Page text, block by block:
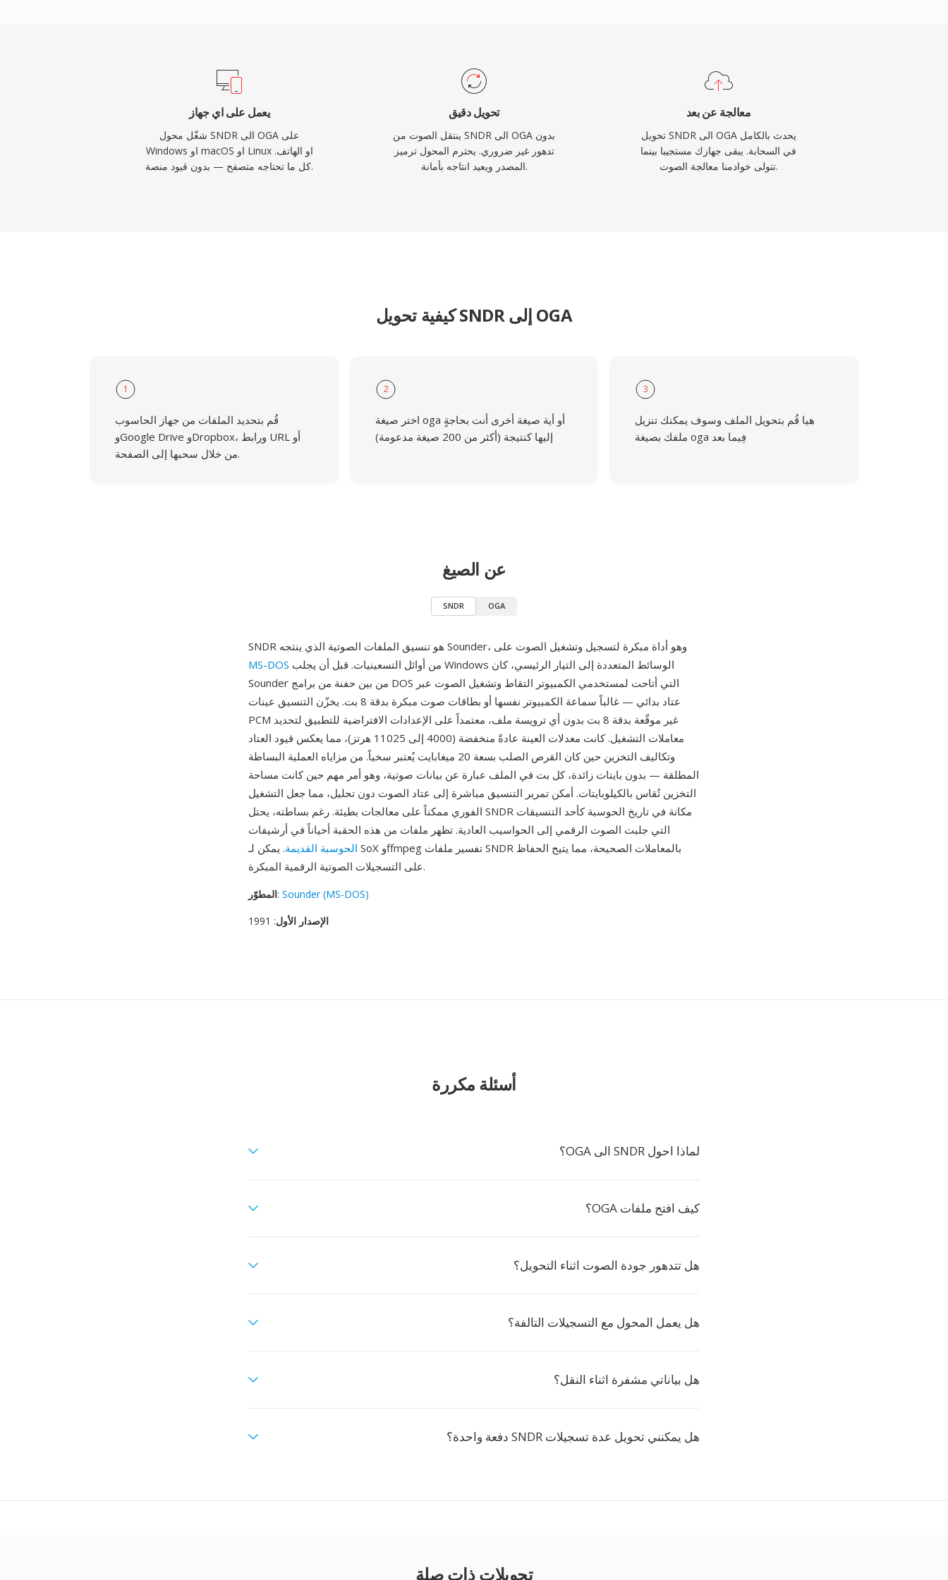
يعمل على اي جهاز
شغّل محول SNDR الى OGA على
Windows او macOS او Linux او الهاتف.
كل ما تحتاجه متصفح — بدون قيود منصة.
تحويل دقيق
ينتقل الصوت من SNDR الى OGA بدون
تدهور غير ضروري. يحترم المحول ترميز
المصدر ويعيد انتاجه بأمانة.
معالجة عن بعد
تحويل SNDR الى OGA يحدث بالكامل
في السحابة. يبقى جهازك مستجيبا بينما
تتولى خوادمنا معالجة الصوت.
كيفية تحويل SNDR إلى OGA
1
قُم بتحديد الملفات من جهاز الحاسوب
وGoogle Drive وDropbox، ورابط URL أو
من خلال سحبها إلى الصفحة.
2
اختر صيغة oga أو أية صيغة أخرى أنت بحاجةٍ
إليها كنتيجة (أكثر من 200 صيغة مدعومة)
3
هيا قُم بتحويل الملف وسوف يمكنك تنزيل
ملفك بصيغة oga فِيما بعد
عن الصيغ
SNDR OGA
SNDR هو تنسيق الملفات الصوتية الذي ينتجه Sounder، وهو أداة مبكرة لتسجيل وتشغيل الصوت على
MS-DOS
Sounder من بين حفنة من برامج DOS التي أتاحت لمستخدمي الكمبيوتر التقاط وتشغيل الصوت عبر
عتاد بدائي — غالباً سماعة الكمبيوتر نفسها أو بطاقات صوت مبكرة بدقة 8 بت. يخزّن التنسيق عينات
PCM غير موقّعة بدقة 8 بت بدون أي ترويسة ملف، معتمداً على الإعدادات الافتراضية للتطبيق لتحديد
معاملات التشغيل. كانت معدلات العينة عادةً منخفضة (4000 إلى 11025 هرتز)، مما يعكس قيود العتاد
وتكاليف التخزين حين كان القرص الصلب بسعة 20 ميغابايت يُعتبر سخياً. من مزاياه العملية البساطة
المطلقة — بدون بايتات زائدة، كل بت في الملف عبارة عن بيانات صوتية، وهو أمر مهم حين كانت مساحة
التخزين تُقاس بالكيلوبايتات. أمكن تمرير التنسيق مباشرة إلى عتاد الصوت دون تحليل، مما جعل التشغيل
الفوري ممكناً على معالجات بطيئة. رغم بساطته، يحتل SNDR مكانة في تاريخ الحوسبة كأحد التنسيقات
التي جلبت الصوت الرقمي إلى الحواسيب العادية. تظهر ملفات من هذه الحقبة أحياناً في أرشيفات
الحوسبة القديمة. يمكن لـ SoX وffmpeg تفسير ملفات SNDR بالمعاملات الصحيحة، مما يتيح الحفاظ
على التسجيلات الصوتية الرقمية المبكرة.
المطوّر: Sounder (MS-DOS)
الإصدار الأول: 1991
أسئلة مكررة
لماذا احول SNDR الى OGA؟
كيف افتح ملفات OGA؟
هل تتدهور جودة الصوت اثناء التحويل؟
هل يعمل المحول مع التسجيلات التالفة؟
هل بياناتي مشفرة اثناء النقل؟
هل يمكنني تحويل عدة تسجيلات SNDR دفعة واحدة؟
تحويلات ذات صلة